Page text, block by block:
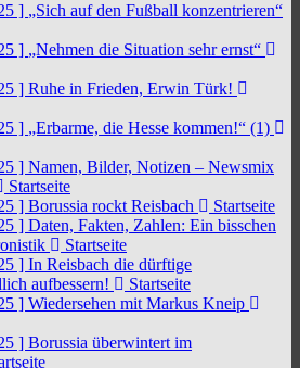
] „Sich auf den Fußball konzentrieren“
] „Nehmen die Situation sehr ernst“
] Ruhe in Frieden, Erwin Türk!
] „Erbarme, die Hesse kommen!“ (1)
] Namen, Bilder, Notizen – Newsmix
Startseite
] Borussia rockt Reisbach
Startseite
] Daten, Fakten, Zahlen: Ein bisschen
Startseite
] In Reisbach die dürftige
aufbessern!
Startseite
] Wiedersehen mit Markus Kneip
] Borussia überwintert im